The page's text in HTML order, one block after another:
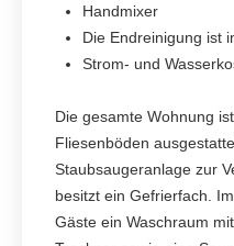
Handmixer
Die Endreinigung ist
Strom- und
Die gesamte Wohnung
Fliesenböden
Staubsaugeranlage zur
besitzt ein Gefrierfach.
Gäste ein Waschraum